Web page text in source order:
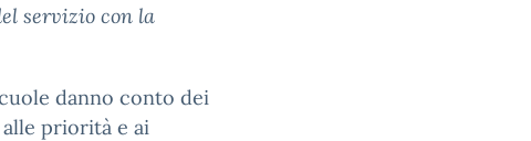
servizio con la
danno conto dei
priorità e ai